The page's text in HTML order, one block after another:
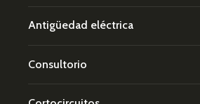
Antigüedad eléctrica
Consultorio